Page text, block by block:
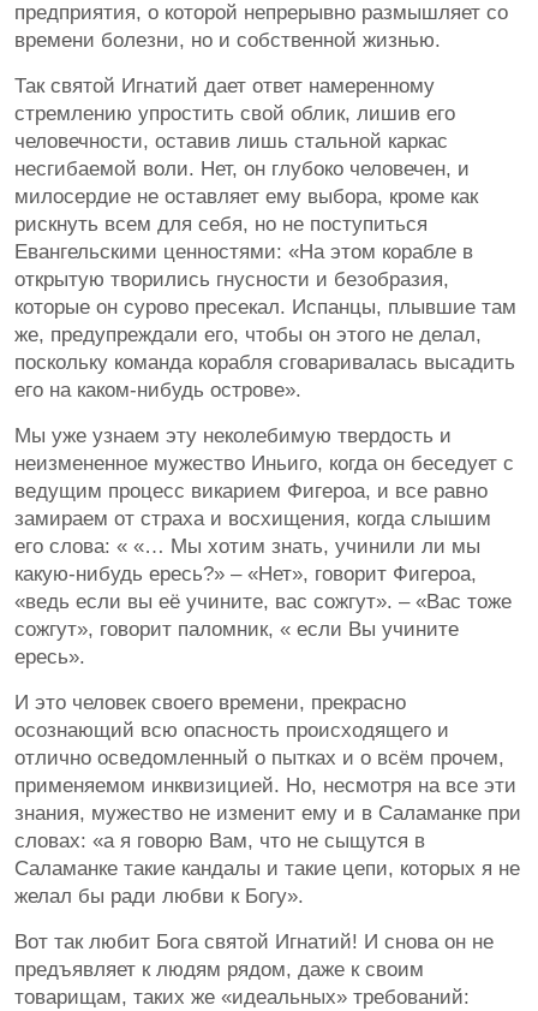
предприятия, о которой непрерывно размышляет со
времени болезни, но и собственной жизнью.
Так святой Игнатий дает ответ намеренному
стремлению упростить свой облик, лишив его
человечности, оставив лишь стальной каркас
несгибаемой воли. Нет, он глубоко человечен, и
милосердие не оставляет ему выбора, кроме как
рискнуть всем для себя, но не поступиться
Евангельскими ценностями: «На этом корабле в
открытую творились гнусности и безобразия,
которые он сурово пресекал. Испанцы, плывшие там
же, предупреждали его, чтобы он этого не делал,
поскольку команда корабля сговаривалась высадить
его на каком-нибудь острове».
Мы уже узнаем эту неколебимую твердость и
неизмененное мужество Иньиго, когда он беседует с
ведущим процесс викарием Фигероа, и все равно
замираем от страха и восхищения, когда слышим
его слова: « «… Мы хотим знать, учинили ли мы
какую-нибудь ересь?» – «Нет», говорит Фигероа,
«ведь если вы её учините, вас сожгут». – «Вас тоже
сожгут», говорит паломник, « если Вы учините
ересь».
И это человек своего времени, прекрасно
осознающий всю опасность происходящего и
отлично осведомленный о пытках и о всём прочем,
применяемом инквизицией. Но, несмотря на все эти
знания, мужество не изменит ему и в Саламанке при
словах: «а я говорю Вам, что не сыщутся в
Саламанке такие кандалы и такие цепи, которых я не
желал бы ради любви к Богу».
Вот так любит Бога святой Игнатий! И снова он не
предъявляет к людям рядом, даже к своим
товарищам, таких же «идеальных» требований: